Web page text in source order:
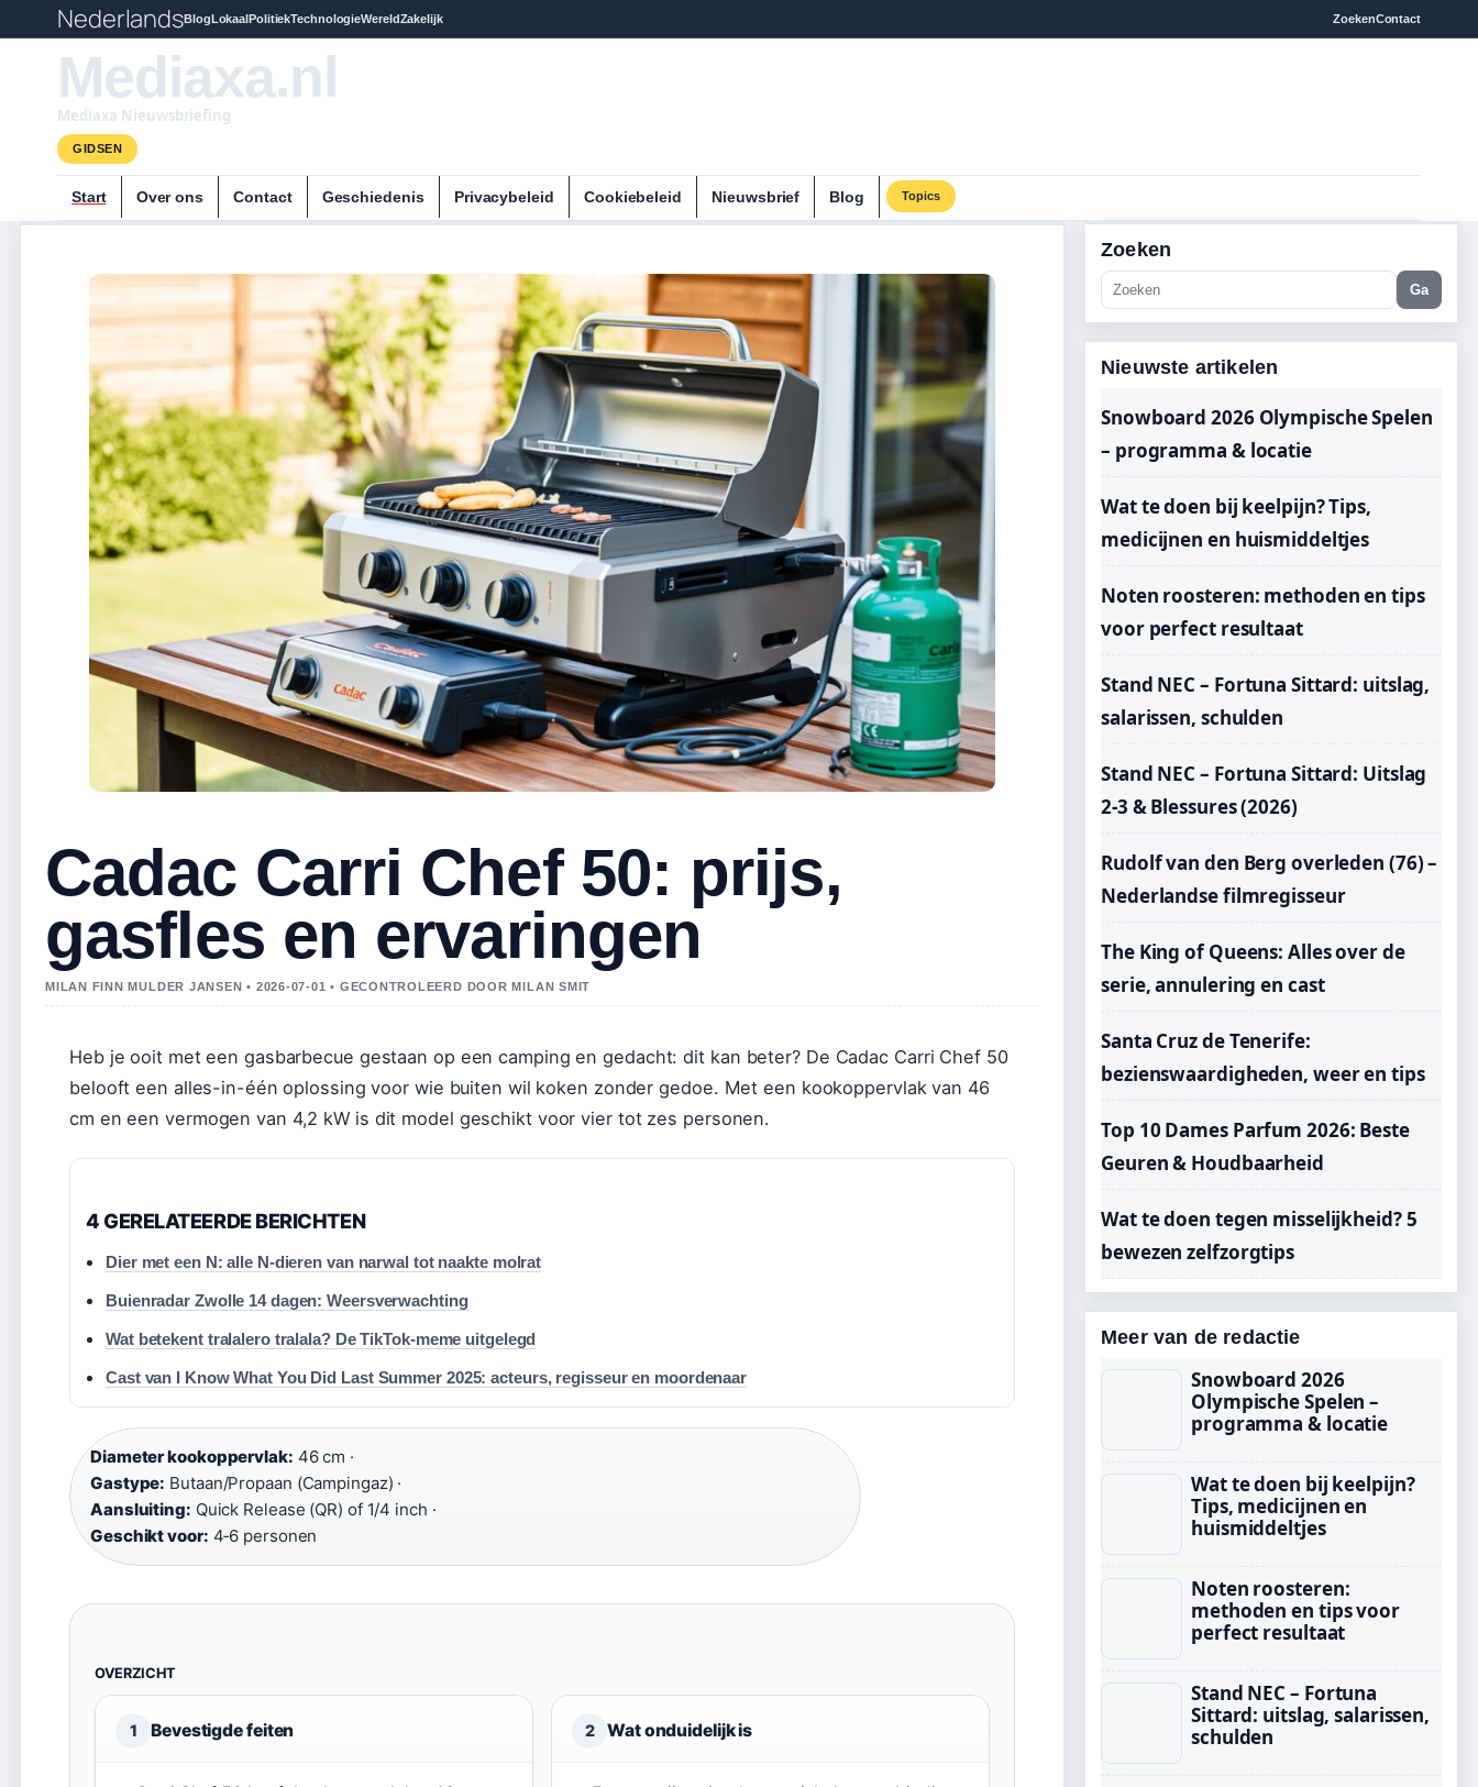
NederlandsBlogLokaalPolitiekTechnologieWereldZakelijk ZoekenContact
Mediaxa.nl
Mediaxa Nieuwsbriefing
GIDSEN
Start Over ons Contact Geschiedenis Privacybeleid Cookiebeleid Nieuwsbrief Blog Topics
Cadac Carri Chef 50: prijs,
gasfles en ervaringen
MILAN FINN MULDER JANSEN • 2026-07-01 • GECONTROLEERD DOOR MILAN SMIT
Heb je ooit met een gasbarbecue gestaan op een camping en gedacht: dit kan beter? De Cadac Carri Chef 50
belooft een alles-in-één oplossing voor wie buiten wil koken zonder gedoe. Met een kookoppervlak van 46
cm en een vermogen van 4,2 kW is dit model geschikt voor vier tot zes personen.
4 GERELATEERDE BERICHTEN
Dier met een N: alle N-dieren van narwal tot naakte molrat
Buienradar Zwolle 14 dagen: Weersverwachting
Wat betekent tralalero tralala? De TikTok-meme uitgelegd
Cast van I Know What You Did Last Summer 2025: acteurs, regisseur en moordenaar
Diameter kookoppervlak: 46 cm ·
Gastype: Butaan/Propaan (Campingaz) ·
Aansluiting: Quick Release (QR) of 1/4 inch ·
Geschikt voor: 4‑6 personen
OVERZICHT
1 Bevestigde feiten 2 Wat onduidelijk is
Zoeken
Ga
Nieuwste artikelen
Snowboard 2026 Olympische Spelen
– programma & locatie
Wat te doen bij keelpijn? Tips,
medicijnen en huismiddeltjes
Noten roosteren: methoden en tips
voor perfect resultaat
Stand NEC – Fortuna Sittard: uitslag,
salarissen, schulden
Stand NEC – Fortuna Sittard: Uitslag
2-3 & Blessures (2026)
Rudolf van den Berg overleden (76) –
Nederlandse filmregisseur
The King of Queens: Alles over de
serie, annulering en cast
Santa Cruz de Tenerife:
bezienswaardigheden, weer en tips
Top 10 Dames Parfum 2026: Beste
Geuren & Houdbaarheid
Wat te doen tegen misselijkheid? 5
bewezen zelfzorgtips
Meer van de redactie
Snowboard 2026
Olympische Spelen –
programma & locatie
Wat te doen bij keelpijn?
Tips, medicijnen en
huismiddeltjes
Noten roosteren:
methoden en tips voor
perfect resultaat
Stand NEC – Fortuna
Sittard: uitslag, salarissen,
schulden